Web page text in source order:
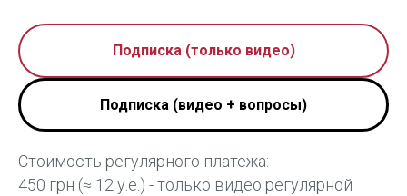
Подписка (только видео)
Подписка (видео + вопросы)
Стоимость регулярного платежа:
450 грн (≈ 12 у.е.) - только видео регулярной